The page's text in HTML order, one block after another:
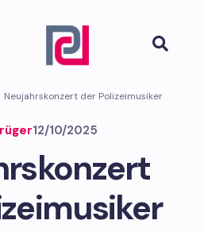

Neujahrskonzert der Polizeimusiker
12/10/2025